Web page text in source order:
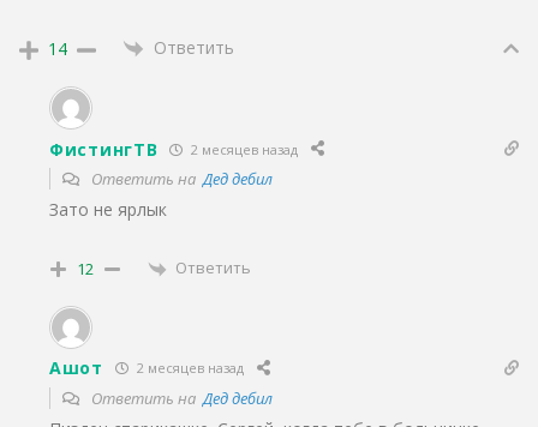
14 Ответить
ФистингТВ 2 месяцев назад
Ответить наДед дeбил
Зато не ярлык
12 Ответить
Ашот 2 месяцев назад
Ответить наДед дeбил